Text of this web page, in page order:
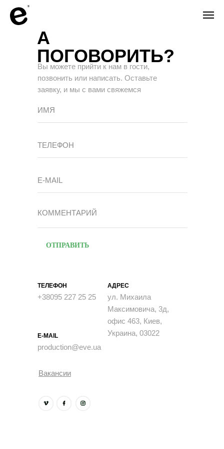
А
ПОГОВОРИТЬ?
ОТПРАВИТЬ
Вы можете прийти к нам в гости,
позвонить или написать. Оставьте
заявку, и мы с вами свяжемся
ТЕЛЕФОН
E-MAIL
production@eve.ua
АДРЕС
ул. Михаила
Максимовича, 3д,
офис 463, Киев,
Украина, 03022
Вакансии
+38095 227 25 25